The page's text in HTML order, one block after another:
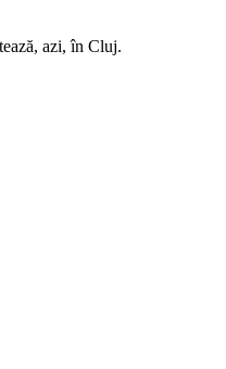
azi, în Cluj.